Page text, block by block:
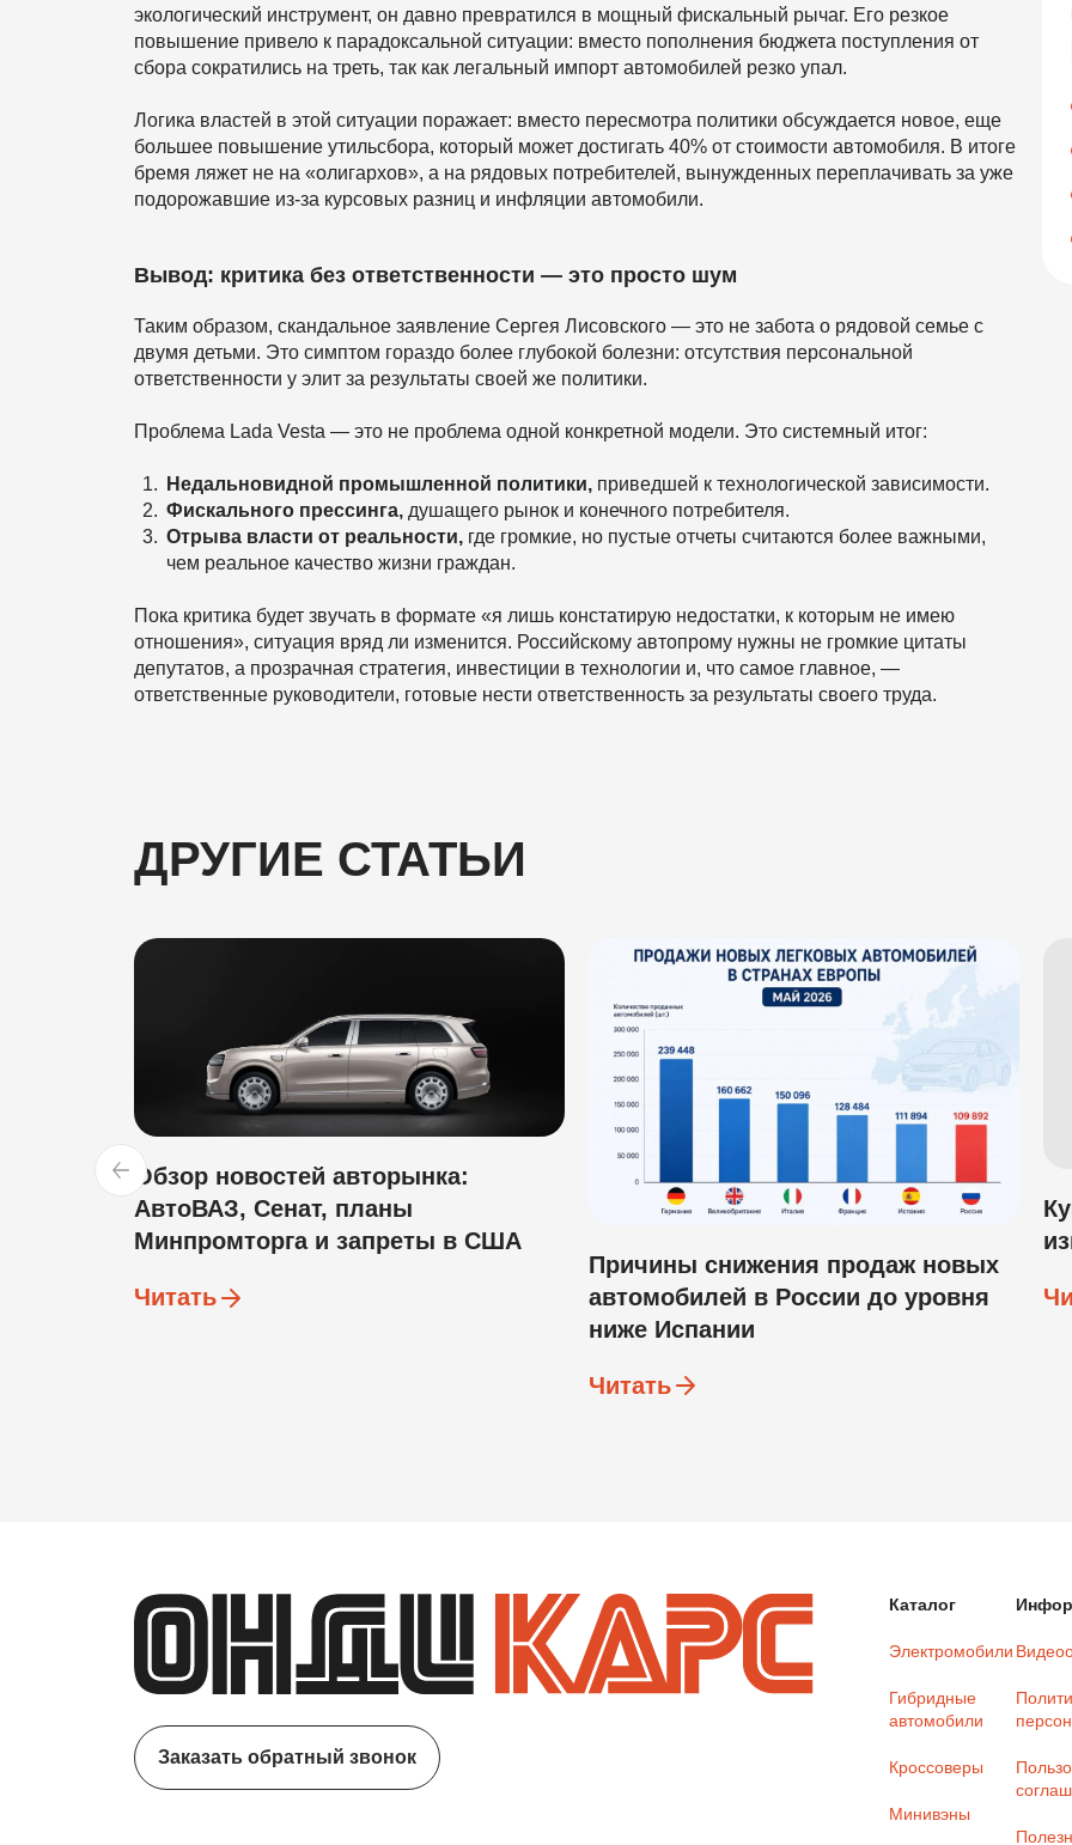
экологический инструмент, он давно превратился в мощный фискальный рычаг. Его резкое
повышение привело к парадоксальной ситуации: вместо пополнения бюджета поступления от
сбора сократились на треть, так как легальный импорт автомобилей резко упал.
Логика властей в этой ситуации поражает: вместо пересмотра политики обсуждается новое, еще
большее повышение утильсбора, который может достигать 40% от стоимости автомобиля. В итоге
бремя ляжет не на «олигархов», а на рядовых потребителей, вынужденных переплачивать за уже
подорожавшие из-за курсовых разниц и инфляции автомобили.
Вывод: критика без ответственности — это просто шум
Таким образом, скандальное заявление Сергея Лисовского — это не забота о рядовой семье с
двумя детьми. Это симптом гораздо более глубокой болезни: отсутствия персональной
ответственности у элит за результаты своей же политики.
Проблема Lada Vesta — это не проблема одной конкретной модели. Это системный итог:
Недальновидной промышленной политики, приведшей к технологической зависимости.
Фискального прессинга, душащего рынок и конечного потребителя.
Отрыва власти от реальности, где громкие, но пустые отчеты считаются более важными,
чем реальное качество жизни граждан.
Пока критика будет звучать в формате «я лишь констатирую недостатки, к которым не имею
отношения», ситуация вряд ли изменится. Российскому автопрому нужны не громкие цитаты
депутатов, а прозрачная стратегия, инвестиции в технологии и, что самое главное, —
ответственные руководители, готовые нести ответственность за результаты своего труда.
ДРУГИЕ СТАТЬИ
Обзор новостей авторынка:
АвтоВАЗ, Сенат, планы
Минпромторга и запреты в США
Читать
Причины снижения продаж новых
автомобилей в России до уровня
ниже Испании
Читать
Заказать обратный звонок
Каталог
Электромобили
Гибридные
автомобили
Кроссоверы
Минивэны